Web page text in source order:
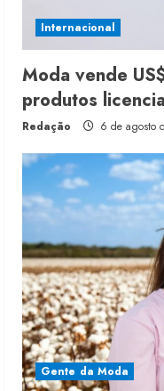
Internacional
Moda vende
produtos
Redação 6 de agosto
Gente da Moda